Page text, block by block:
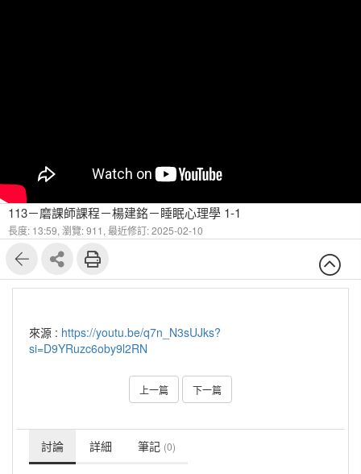
113－磨課師課程－楊建銘－睡眠心理學 1-1
長度: 13:59, 瀏覽: 911, 最近修訂: 2025-02-10
來源 : https://youtu.be/q7n_N3sUJks?
si=D9YRuzc6oby9l2RN
上一篇 下一篇
討論 詳細 筆記 (0)